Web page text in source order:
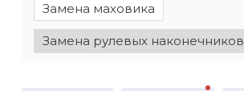
Замена маховика
Замена рулевых наконечников